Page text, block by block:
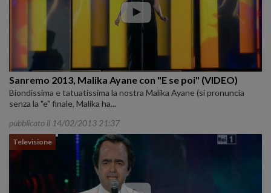
Sanremo 2013, Malika Ayane con "E se poi" (VIDEO)
Biondissima e tatuatissima la nostra Malika Ayane (si pronuncia
senza la "e" finale, Malika ha...
pubblicato il 14/02/2013 21:37
Televisione